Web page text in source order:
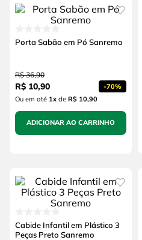
Porta Sabão em Pó Sanremo
R$ 36,90
R$ 10,90 -70%
Ou em até 1xde R$ 10,90
ADICIONAR AO CARRINHO
Cabide Infantil em Plástico 3
Peças Preto Sanremo